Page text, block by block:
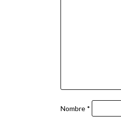
Nombre *